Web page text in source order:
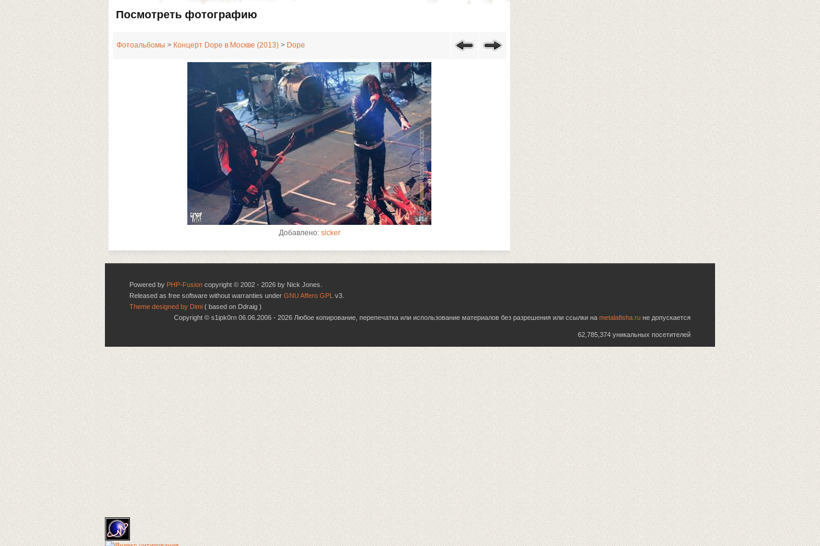
Посмотреть фотографию
Фотоальбомы > Концерт Dope в Москве (2013) > Dope
Добавлено: sicker
Powered by PHP-Fusion copyright © 2002 - 2026 by Nick Jones.
Released as free software without warranties under GNU Affero GPL v3.
Theme designed by Dimi ( based on Ddraig )
Copyright © s1ipk0rn 06.06.2006 - 2026 Любое копирование, перепечатка или использование материалов без разрешения или ссылки на metalafisha.ru не допускается
62,785,374 уникальных посетителей